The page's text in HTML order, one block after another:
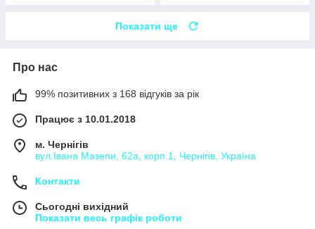
Показати ще
Про нас
99% позитивних з 168 відгуків за рік
Працює з 10.01.2018
м. Чернігів
вул.Івана Мазепи, 62а, корп.1, Чернігів, Україна
Контакти
Сьогодні вихідний
Показати весь графік роботи